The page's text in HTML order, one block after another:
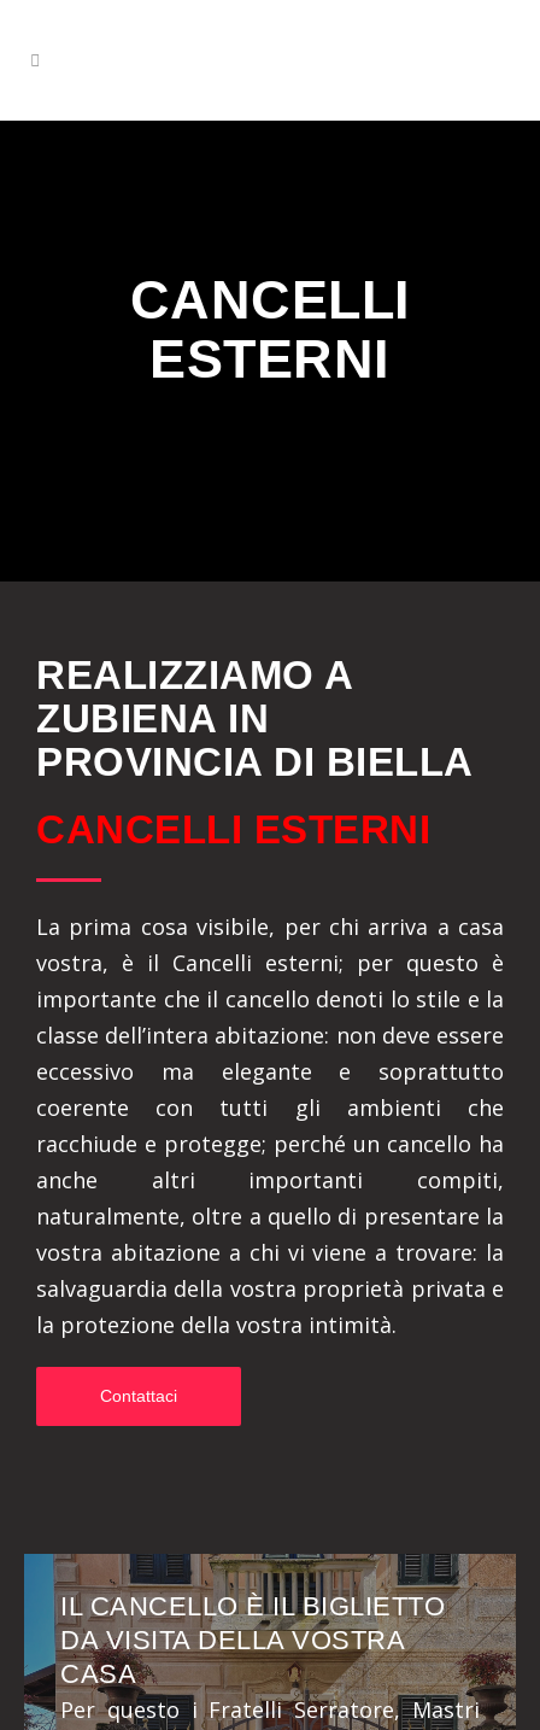
CANCELLI
ESTERNI
REALIZZIAMO A
ZUBIENA IN
PROVINCIA DI BIELLA
CANCELLI ESTERNI
La prima cosa visibile, per chi arriva a casa
vostra, è il Cancelli esterni; per questo è
importante che il cancello denoti lo stile e la
classe dell’intera abitazione: non deve essere
eccessivo ma elegante e soprattutto
coerente con tutti gli ambienti che
racchiude e protegge; perché un cancello ha
anche altri importanti compiti,
naturalmente, oltre a quello di presentare la
vostra abitazione a chi vi viene a trovare: la
salvaguardia della vostra proprietà privata e
la protezione della vostra intimità.
Contattaci
IL CANCELLO È IL BIGLIETTO
DA VISITA DELLA VOSTRA
CASA
Per questo i Fratelli Serratore, Mastri